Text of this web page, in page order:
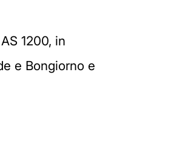
1200, in
e Bongiorno e